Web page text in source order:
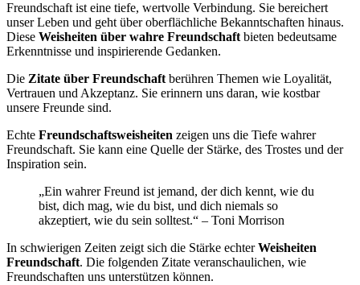
Freundschaft ist eine tiefe, wertvolle Verbindung. Sie bereichert
unser Leben und geht über oberflächliche Bekanntschaften hinaus.
Diese Weisheiten über wahre Freundschaft bieten bedeutsame
Erkenntnisse und inspirierende Gedanken.
Die Zitate über Freundschaft berühren Themen wie Loyalität,
Vertrauen und Akzeptanz. Sie erinnern uns daran, wie kostbar
unsere Freunde sind.
Echte Freundschaftsweisheiten zeigen uns die Tiefe wahrer
Freundschaft. Sie kann eine Quelle der Stärke, des Trostes und der
Inspiration sein.
„Ein wahrer Freund ist jemand, der dich kennt, wie du
bist, dich mag, wie du bist, und dich niemals so
akzeptiert, wie du sein solltest.“ – Toni Morrison
In schwierigen Zeiten zeigt sich die Stärke echterWeisheiten
Freundschaft. Die folgenden Zitate veranschaulichen, wie
Freundschaften uns unterstützen können.